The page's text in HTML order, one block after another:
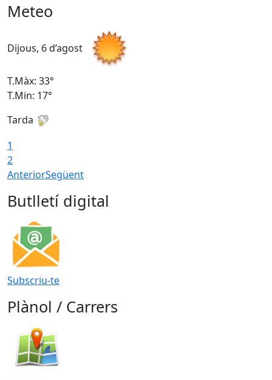
Meteo
Dijous, 6 d’agost
T.Màx: 33°
T.Min: 17°
Tarda
1
2
AnteriorSegüent
Butlletí digital
Subscriu-te
Plànol / Carrers